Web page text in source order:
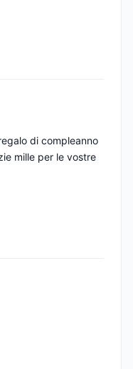
di compleanno
mille per le vostre